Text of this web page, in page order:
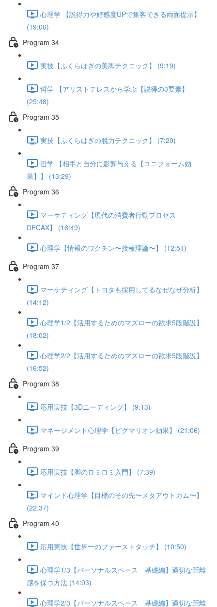
心理学 【説得力や好感度UPで集客できる両面提示】
(19:06)
Program 34
実技【ふくらはぎの美脚テクニック】 (9:19)
哲学 【アリストテレスから学ぶ【説得の3要素】
(25:48)
Program 35
実技【ふくらはぎの脱力テクニック】 (7:20)
哲学 【相手と自分に影響与える【ユニフォーム効
果】】 (13:29)
Program 36
マーケティング【現代の消費者行動プロセス
DECAX】 (16:49)
心理学【情報のワクチン〜接種理論〜】 (12:51)
Program 37
マーケティング【トヨタも採用してるなぜなぜ分析】
(14:12)
心理学1/2【活用するためのマズローの欲求5段階説】
(18:02)
心理学2/2【活用するためのマズローの欲求5段階説】
(16:52)
Program 38
応用実技【3Dニーディング】 (9:13)
マネージメント心理学【ピグマリオン効果】 (21:06)
Program 39
応用実技【脚のロミロミ入門】 (7:39)
マインド心理学【目標のその先〜メタアウトカム〜】
(22:37)
Program 40
応用実技【世界一のファーストタッチ】 (10:50)
心理学1/3【パーソナルスペース 基礎編】適切な距離
感を保つ方法 (14:03)
心理学2/3【パーソナルスペース 基礎編】適切な距離